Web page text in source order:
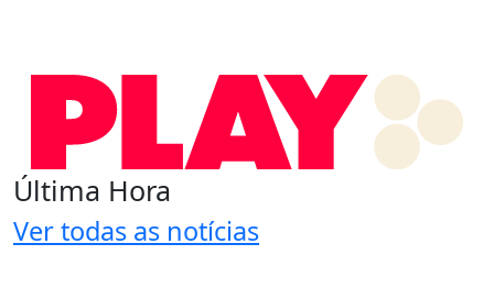
Última Hora
Ver todas as notícias